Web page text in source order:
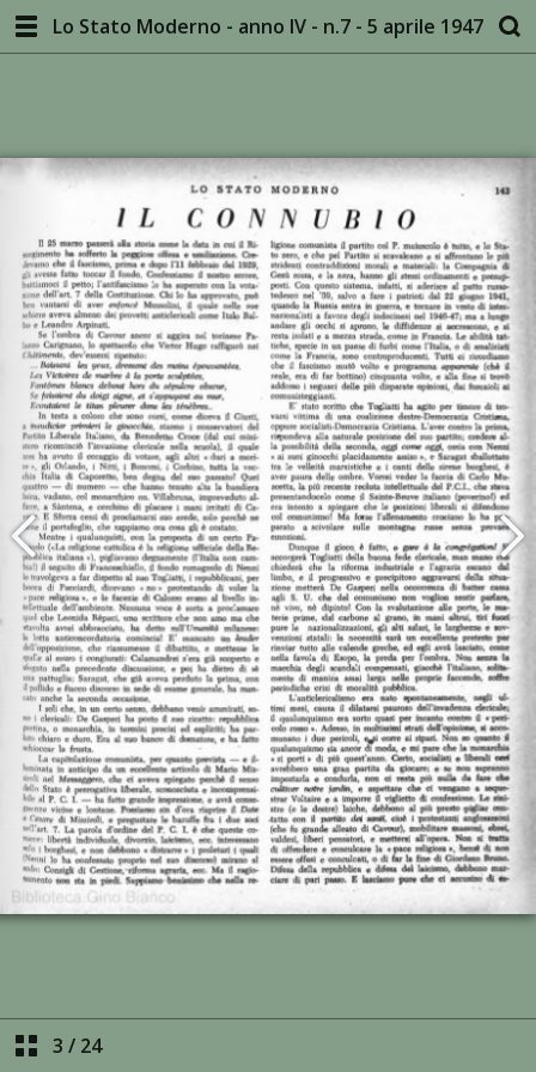
Lo Stato Moderno - anno IV - n.7 - 5 aprile 1947
3 / 24